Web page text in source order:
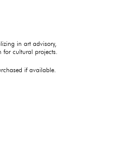
in art advisory,
for cultural projects.
if available.